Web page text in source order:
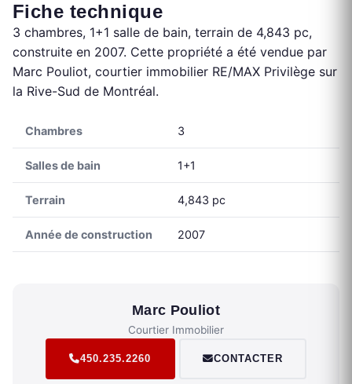
Fiche technique
3 chambres, 1+1 salle de bain, terrain de 4,843 pc,
construite en 2007. Cette propriété a été vendue par
Marc Pouliot, courtier immobilier RE/MAX Privilège sur
la Rive-Sud de Montréal.
Chambres 3
Salles de bain 1+1
Terrain 4,843 pc
Année de construction 2007
Marc Pouliot
Courtier Immobilier
450.235.2260 CONTACTER